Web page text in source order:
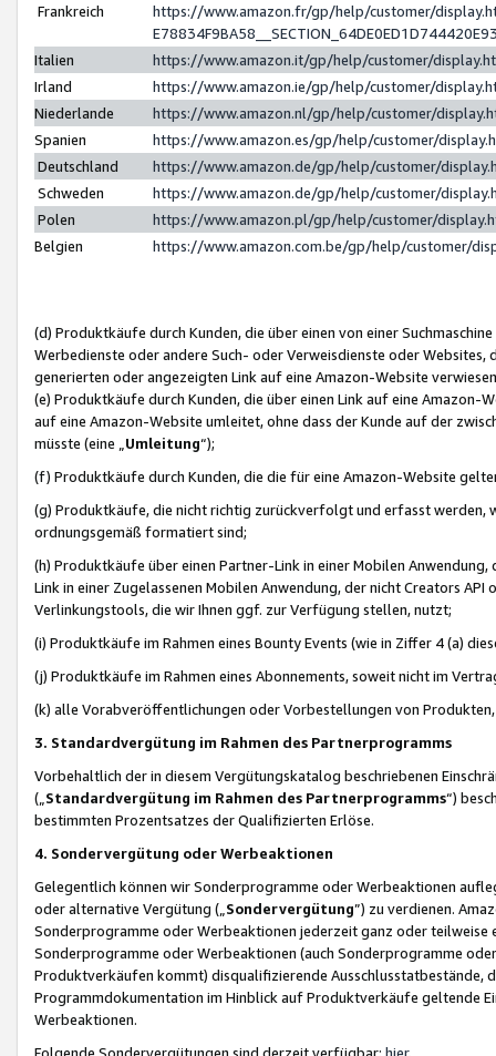
Frankreich
https://www.amazon.fr/gp/help/customer/
Italien
https://www.amazon.it/gp/help/customer/
Irland
https://www.amazon.ie/gp/help/customer/
Niederlande
https://www.amazon.nl/gp/help/customer/
Spanien
https://www.amazon.es/gp/help/customer/
Deutschland
https://www.amazon.de/gp/help/customer/
Schweden
https://www.amazon.de/gp/help/customer/
Polen
https://www.amazon.pl/gp/help/customer/
Belgien
https://www.amazon.com.be/gp/help/customer/
(d) Produktkäufe durch Kunden, die über einen von einer
Werbedienste oder andere Such- oder Verweisdienste oder Websites,
generierten oder angezeigten Link auf eine Amazon-Website
(e) Produktkäufe durch Kunden, die über einen Link auf eine
auf eine Amazon-Website umleitet, ohne dass der Kunde auf der
müsste (eine „ Umleitung“);
(f) Produktkäufe durch Kunden, die die für eine Amazon-Website
(g) Produktkäufe, die nicht richtig zurückverfolgt und erfasst werden,
ordnungsgemäß formatiert sind;
(h) Produktkäufe über einen Partner-Link in einer Mobilen
Link in einer Zugelassenen Mobilen Anwendung, der nicht Creators
Verlinkungstools, die wir Ihnen ggf. zur Verfügung stellen, nutzt;
(i) Produktkäufe im Rahmen eines Bounty Events (wie in Ziffer 4 (a)
(j) Produktkäufe im Rahmen eines Abonnements, soweit nicht im
(k) alle Vorabveröffentlichungen oder Vorbestellungen von
3. Standardvergütung im Rahmen des Partnerprogramms
Vorbehaltlich der in diesem Vergütungskatalog beschriebenen
(„ Standardvergütung im Rahmen des Partnerprogramms“)
bestimmten Prozentsatzes der Qualifizierten Erlöse.
4. Sondervergütung oder Werbeaktionen
Gelegentlich können wir Sonderprogramme oder Werbeaktionen
oder alternative Vergütung („ Sondervergütung”) zu verdienen.
Sonderprogramme oder Werbeaktionen jederzeit ganz oder
Sonderprogramme oder Werbeaktionen (auch Sonderprogramme
Produktverkäufen kommt) disqualifizierende Ausschlusstatbestände,
Programmdokumentation im Hinblick auf Produktverkäufe geltende
Werbeaktionen.
Folgende Sondervergütungen sind derzeit verfügbar: hier.